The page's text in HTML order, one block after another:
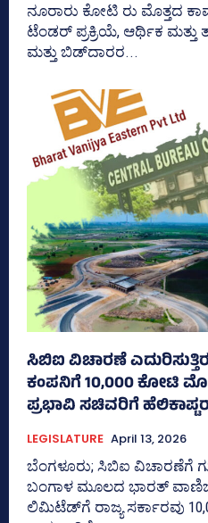
ನೂರಾರು ಕೋಟಿ ರು ಮೊತ್ತದ
ಟೆಂಡರ್ ಪ್ರಕ್ರಿಯೆ, ಆರ್ಥಿಕ ಮತ್ತು
ಮತ್ತು ಬಿಡ್‌ದಾರರ...
ಸಿಬಿಐ ವಿಚಾರಣೆ
ಕಂಪನಿಗೆ 10,000 ಕೋಟಿ
ಪ್ರಭಾವಿ ಸಚಿವರಿಗೆ
LEGISLATURE April 13, 2026
ಬೆಂಗಳೂರು; ಸಿಬಿಐ ವಿಚಾರಣೆಗೆ
ಬಂಗಾಳ ಮೂಲದ ಭಾರತ್
ಲಿಮಿಟೆಡ್‌ಗೆ ರಾಜ್ಯ ಸರ್ಕಾರವು